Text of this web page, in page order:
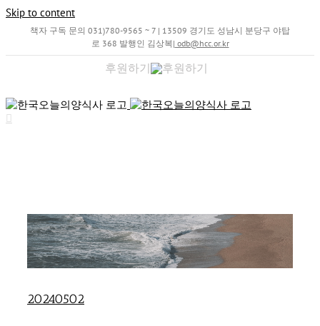
Skip to content
책자 구독 문의 031)780-9565 ~ 7 | 13509 경기도 성남시 분당구 야탑
로 368 발행인 김상복| odb@hcc.or.kr
후원하기
20240502